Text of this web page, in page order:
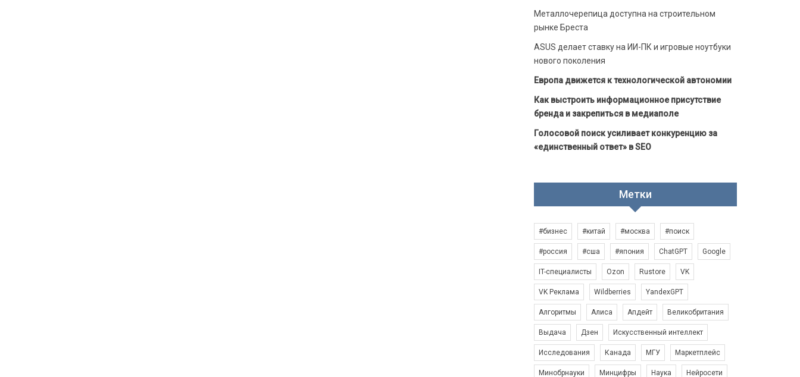
Металлочерепица доступна на строительном
рынке Бреста
ASUS делает ставку на ИИ-ПК и игровые ноутбуки
нового поколения
Европа движется к технологической автономии
Как выстроить информационное присутствие
бренда и закрепиться в медиаполе
Голосовой поиск усиливает конкуренцию за
«единственный ответ» в SEO
Метки
#бизнес #китай #москва #поиск
#россия #сша #япония ChatGPT Google
IT-специалисты Ozon Rustore VK
VK Реклама Wildberries YandexGPT
Алгоритмы Алиса Апдейт Великобритания
Выдача Дзен Искусственный интеллект
Исследования Канада МГУ Маркетплейс
Минобрнауки Минцифры Наука Нейросети